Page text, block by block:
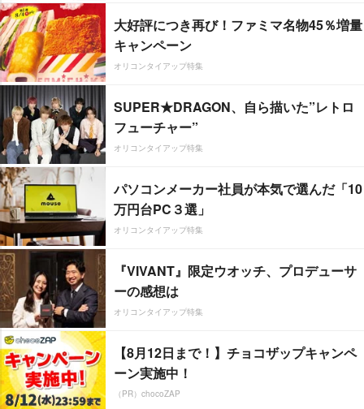
大好評につき再び！ファミマ名物45％増量
キャンペーン
オリコンタイアップ特集
SUPER★DRAGON、自ら描いた”レトロ
フューチャー”
オリコンタイアップ特集
パソコンメーカー社員が本気で選んだ「10
万円台PC３選」
オリコンタイアップ特集
『VIVANT』限定ウオッチ、プロデューサ
ーの感想は
オリコンタイアップ特集
【8月12日まで！】チョコザップキャンペ
ーン実施中！
（PR）chocoZAP